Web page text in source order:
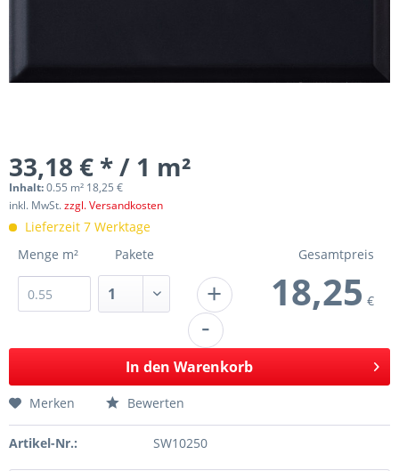
33,18 € * / 1 m²
Inhalt:0.55 m² 18,25 €
inkl. MwSt.zzgl. Versandkosten
Lieferzeit 7 Werktage
Menge m²
Pakete
+
-
Gesamtpreis
18,25 €
In den Warenkorb
Merken Bewerten
Artikel-Nr.: SW10250